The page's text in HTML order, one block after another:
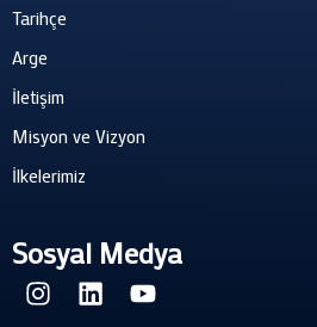
Tarihçe
Arge
İletişim
Misyon ve Vizyon
İlkelerimiz
Sosyal Medya